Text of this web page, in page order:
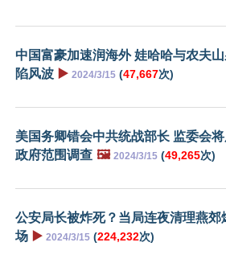
中国富豪加速润海外 娃哈哈与农夫
陷风波 ▶️ 2024/3/15 (47,667次)
美国务卿错会中共统战部长 监委会
政府范围调查 🖼️ 2024/3/15 (49,265次)
公安局长被炸死？当局连夜清理燕郊
场 ▶️ 2024/3/15 (224,232次)